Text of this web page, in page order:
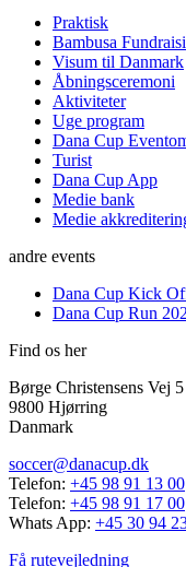
Praktisk
Bambusa
Visum til Danmark
Åbningsceremoni
Aktiviteter
Uge program
Dana Cup
Turist
Dana Cup App
Medie bank
Medie
andre events
Dana Cup Kick
Dana Cup Run
Find os her
Børge Christensens Vej 5
9800 Hjørring
Danmark
soccer@danacup.dk
Telefon: +45 98 91 13 00
Telefon: +45 98 91 17 00
Whats App: +45 30 94
Få rutevejledning